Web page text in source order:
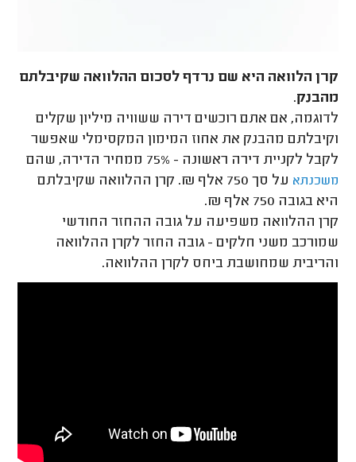
קרן הלוואה היא שם נרדף לסכום ההלוואה שקיבלתם
מהבנק.
לדוגמה, אם אתם רוכשים דירה ששוויה מיליון שקלים
וקיבלתם מהבנק את אחוז המימון המקסימלי שאפשר
לקבל לקניית דירה ראשונה - 75% ממחיר הדירה, שהם
משכנתא
על סך 750 אלף ₪. קרן ההלוואה שקיבלתם
היא בגובה 750 אלף ₪.
קרן ההלוואה משפיעה על גובה ההחזר החודשי
שמורכב משני חלקים - גובה החזר לקרן ההלוואה
והריבית שמחושבת ביחס לקרן ההלוואה.